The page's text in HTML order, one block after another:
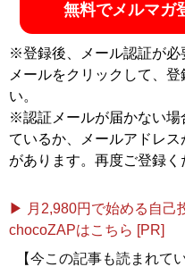
無料でメルマ
※登録後、メール認証が必
メールをクリックして、
い。
※認証メールが届かない場
ているか、メールアドレ
があります。再度ご登録く
▶ 月2,980円で始める自己
chocoZAPはこちら [PR]
【今この記事も読まれて